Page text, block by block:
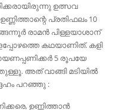
ഉത്സവ
പ്രതിഫലം 10
രാമൻ പിള്ളയാശാന്
കഥയാണിത്. കളി
5 രൂപയേ
അത് വാങ്ങി മടിയിൽ
പറഞ്ഞു :
ഉണ്ണിത്താൻ